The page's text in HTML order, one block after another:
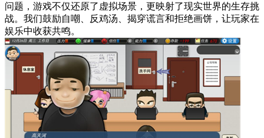
问题，游戏不仅还原了虚拟场景，更映射了现实世界的生存挑
战。我们鼓励自嘲、反鸡汤、揭穿谎言和拒绝画饼，让玩家在
娱乐中收获共鸣。